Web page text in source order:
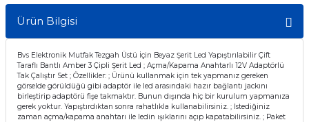
Ürün Bilgisi
Bvs Elektronik Mutfak Tezgah Üstü İçin Beyaz Şerit Led Yapıştırılabilir Çift
Taraflı Bantlı Amber 3 Çipli Şerit Led ; Açma/Kapama Anahtarlı 12V Adaptörlü
Tak Çalıştır Set ; Özellikler: ; Ürünü kullanmak için tek yapmanız gereken
görselde görüldüğü gibi adaptör ile led arasındaki hazır bağlantı jackını
birleştirip adaptörü fişe takmaktır. Bunun dışında hiç bir kurulum yapmanıza
gerek yoktur. Yapıştırdıktan sonra rahatlıkla kullanabilirsiniz. ; İstediğiniz
zaman açma/kapama anahtarı ile ledin ışıklarını açıp kapatabilirsiniz. ; Paket